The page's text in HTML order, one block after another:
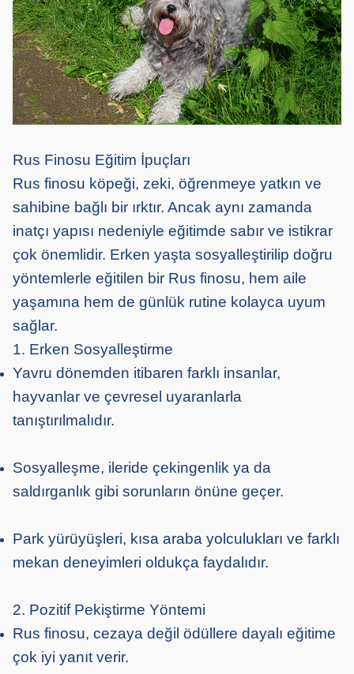
Rus Finosu Eğitim İpuçları
Rus finosu köpeği, zeki, öğrenmeye yatkın ve
sahibine bağlı bir ırktır. Ancak aynı zamanda
inatçı yapısı nedeniyle eğitimde sabır ve istikrar
çok önemlidir. Erken yaşta sosyalleştirilip doğru
yöntemlerle eğitilen bir Rus finosu, hem aile
yaşamına hem de günlük rutine kolayca uyum
sağlar.
1. Erken Sosyalleştirme
Yavru dönemden itibaren farklı insanlar,
hayvanlar ve çevresel uyaranlarla
tanıştırılmalıdır.
Sosyalleşme, ileride çekingenlik ya da
saldırganlık gibi sorunların önüne geçer.
Park yürüyüşleri, kısa araba yolculukları ve farklı
mekan deneyimleri oldukça faydalıdır.
2. Pozitif Pekiştirme Yöntemi
Rus finosu, cezaya değil ödüllere dayalı eğitime
çok iyi yanıt verir.